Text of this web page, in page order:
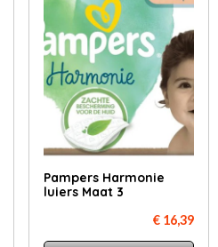
Pampers Harmonie
luiers Maat 3
€ 16,39